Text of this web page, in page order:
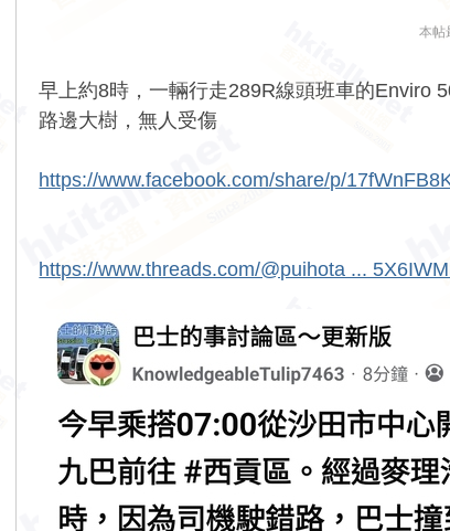
本帖
早上約8時，一輛行走289R線頭班車的Enviro
路邊大樹，無人受傷
https://www.facebook.com/share/p/
https://www.threads.com/@puihota ...